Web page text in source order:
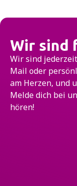
Wir sind
Wir sind
Mail oder
am Herzen, und
Melde dich bei
hören!